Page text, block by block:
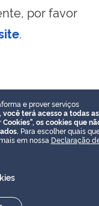
por favor
.
e prover serviços
você terá acesso a todas as
os cookies que
Para escolher quais
em nossa Declaração